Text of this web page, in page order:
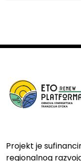
Projekt je
regionalnog